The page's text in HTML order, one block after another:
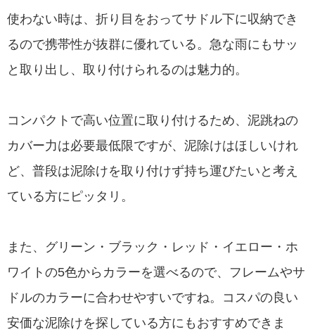
使わない時は、折り目をおってサドル下に収納でき
るので携帯性が抜群に優れている。急な雨にもサッ
と取り出し、取り付けられるのは魅力的。
コンパクトで高い位置に取り付けるため、泥跳ねの
カバー力は必要最低限ですが、泥除けはほしいけれ
ど、普段は泥除けを取り付けず持ち運びたいと考え
ている方にピッタリ。
また、グリーン・ブラック・レッド・イエロー・ホ
ワイトの5色からカラーを選べるので、フレームやサ
ドルのカラーに合わせやすいですね。コスパの良い
安価な泥除けを探している方にもおすすめできま